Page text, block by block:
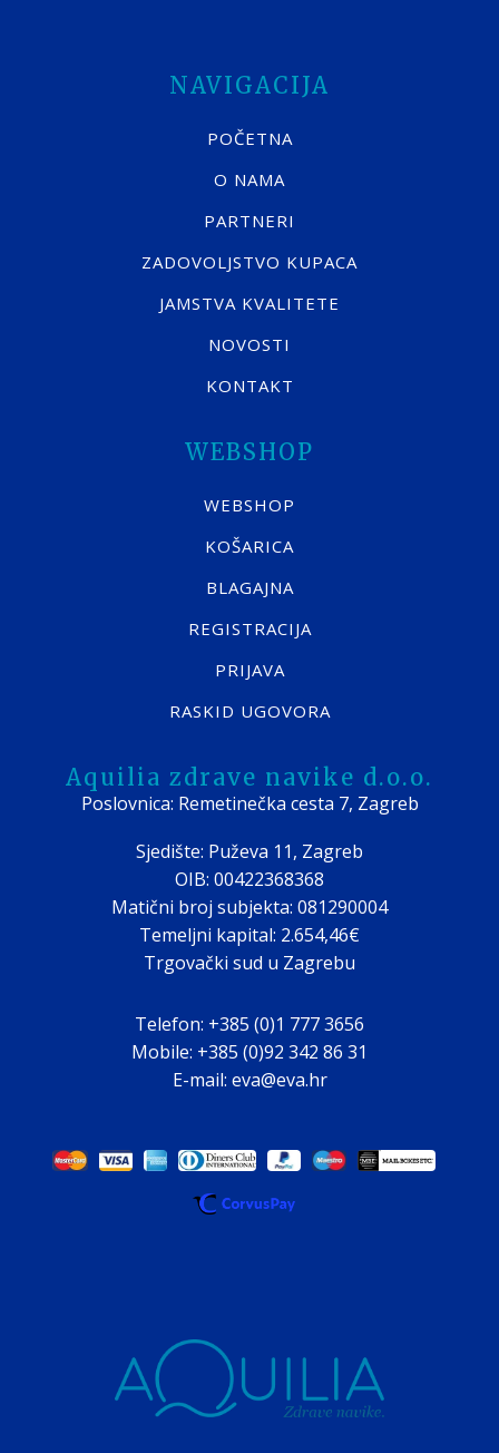
NAVIGACIJA
POČETNA
O NAMA
PARTNERI
ZADOVOLJSTVO KUPACA
JAMSTVA KVALITETE
NOVOSTI
KONTAKT
WEBSHOP
WEBSHOP
KOŠARICA
BLAGAJNA
REGISTRACIJA
PRIJAVA
RASKID UGOVORA
Aquilia zdrave navike d.o.o.
Poslovnica: Remetinečka cesta 7, Zagreb
Sjedište: Puževa 11, Zagreb
OIB: 00422368368
Matični broj subjekta: 081290004
Temeljni kapital: 2.654,46€
Trgovački sud u Zagrebu
Telefon: +385 (0)1 777 3656
Mobile: +385 (0)92 342 86 31
E-mail: eva@eva.hr